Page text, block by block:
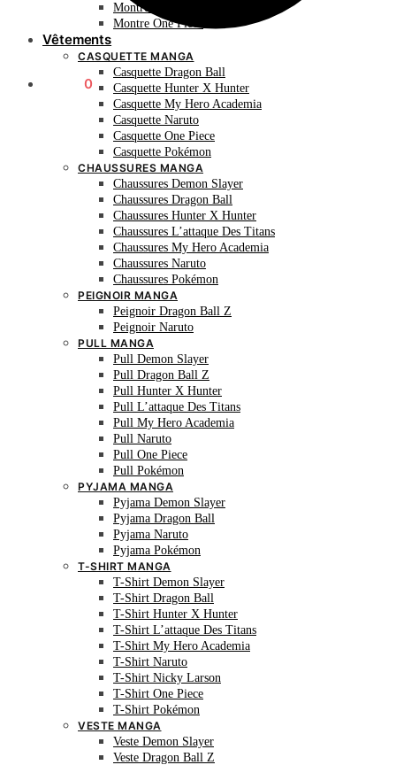
0
Montre Naruto
Montre One Piece
Vêtements
CASQUETTE MANGA
Casquette Dragon Ball
Casquette Hunter X Hunter
Casquette My Hero Academia
Casquette Naruto
Casquette One Piece
Casquette Pokémon
CHAUSSURES MANGA
Chaussures Demon Slayer
Chaussures Dragon Ball
Chaussures Hunter X Hunter
Chaussures L’attaque Des Titans
Chaussures My Hero Academia
Chaussures Naruto
Chaussures Pokémon
PEIGNOIR MANGA
Peignoir Dragon Ball Z
Peignoir Naruto
PULL MANGA
Pull Demon Slayer
Pull Dragon Ball Z
Pull Hunter X Hunter
Pull L’attaque Des Titans
Pull My Hero Academia
Pull Naruto
Pull One Piece
Pull Pokémon
PYJAMA MANGA
Pyjama Demon Slayer
Pyjama Dragon Ball
Pyjama Naruto
Pyjama Pokémon
T-SHIRT MANGA
T-Shirt Demon Slayer
T-Shirt Dragon Ball
T-Shirt Hunter X Hunter
T-Shirt L’attaque Des Titans
T-Shirt My Hero Academia
T-Shirt Naruto
T-Shirt Nicky Larson
T-Shirt One Piece
T-Shirt Pokémon
VESTE MANGA
Veste Demon Slayer
Veste Dragon Ball Z